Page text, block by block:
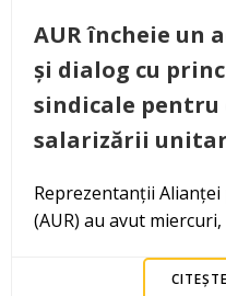
AUR încheie un
și dialog cu
sindicale pentru
salarizării
Reprezentanții
(AUR) au avut